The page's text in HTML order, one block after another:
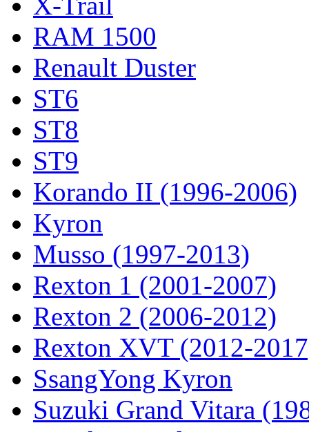
RAM 1500
Renault Duster
ST6
ST8
ST9
Korando II (1996-2006)
Kyron
Musso (1997-2013)
Rexton 1 (2001-2007)
Rexton 2 (2006-2012)
Rexton XVT (2012-
SsangYong Kyron
Suzuki Grand Vitara